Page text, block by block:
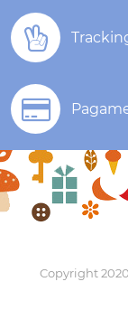
Copyright